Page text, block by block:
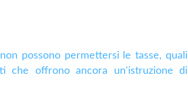
possono permettersi le tasse, quali
che offrono ancora un'istruzione di